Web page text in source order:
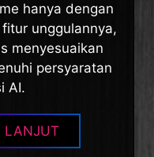
hanya dengan
unggulannya,
menyesuaikan
persyaratan
AI.
LANJUT